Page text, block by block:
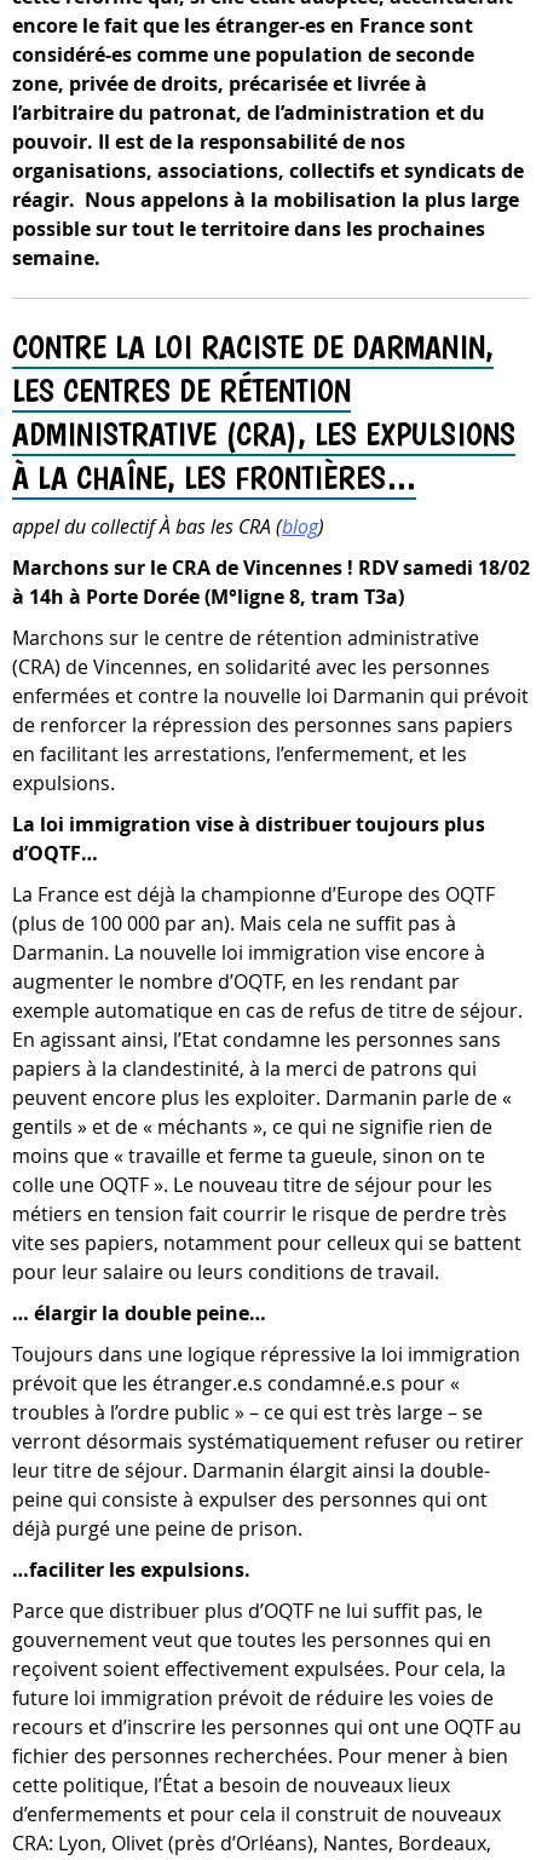
encore le fait que les étranger-es en France sont
considéré-es comme une population de seconde
zone, privée de droits, précarisée et livrée à
l’arbitraire du patronat, de l’administration et du
pouvoir. Il est de la responsabilité de nos
organisations, associations, collectifs et syndicats de
réagir. Nous appelons à la mobilisation la plus large
possible sur tout le territoire dans les prochaines
semaine.
CONTRE LA LOI RACISTE DE DARMANIN,
LES CENTRES DE RÉTENTION
ADMINISTRATIVE (CRA), LES EXPULSIONS
À LA CHAÎNE, LES FRONTIÈRES…
appel du collectif À bas les CRA (blog)
Marchons sur le CRA de Vincennes ! RDV samedi 18/02
à 14h à Porte Dorée (M°ligne 8, tram T3a)
Marchons sur le centre de rétention administrative
(CRA) de Vincennes, en solidarité avec les personnes
enfermées et contre la nouvelle loi Darmanin qui prévoit
de renforcer la répression des personnes sans papiers
en facilitant les arrestations, l’enfermement, et les
expulsions.
La loi immigration vise à distribuer toujours plus
d’OQTF…
La France est déjà la championne d’Europe des OQTF
(plus de 100 000 par an). Mais cela ne suffit pas à
Darmanin. La nouvelle loi immigration vise encore à
augmenter le nombre d’OQTF, en les rendant par
exemple automatique en cas de refus de titre de séjour.
En agissant ainsi, l’Etat condamne les personnes sans
papiers à la clandestinité, à la merci de patrons qui
peuvent encore plus les exploiter. Darmanin parle de «
gentils » et de « méchants », ce qui ne signifie rien de
moins que « travaille et ferme ta gueule, sinon on te
colle une OQTF ». Le nouveau titre de séjour pour les
métiers en tension fait courrir le risque de perdre très
vite ses papiers, notamment pour celleux qui se battent
pour leur salaire ou leurs conditions de travail.
… élargir la double peine…
Toujours dans une logique répressive la loi immigration
prévoit que les étranger.e.s condamné.e.s pour «
troubles à l’ordre public » – ce qui est très large – se
verront désormais systématiquement refuser ou retirer
leur titre de séjour. Darmanin élargit ainsi la double-
peine qui consiste à expulser des personnes qui ont
déjà purgé une peine de prison.
…faciliter les expulsions.
Parce que distribuer plus d’OQTF ne lui suffit pas, le
gouvernement veut que toutes les personnes qui en
reçoivent soient effectivement expulsées. Pour cela, la
future loi immigration prévoit de réduire les voies de
recours et d’inscrire les personnes qui ont une OQTF au
fichier des personnes recherchées. Pour mener à bien
cette politique, l’État a besoin de nouveaux lieux
d’enfermements et pour cela il construit de nouveaux
CRA: Lyon, Olivet (près d’Orléans), Nantes, Bordeaux,